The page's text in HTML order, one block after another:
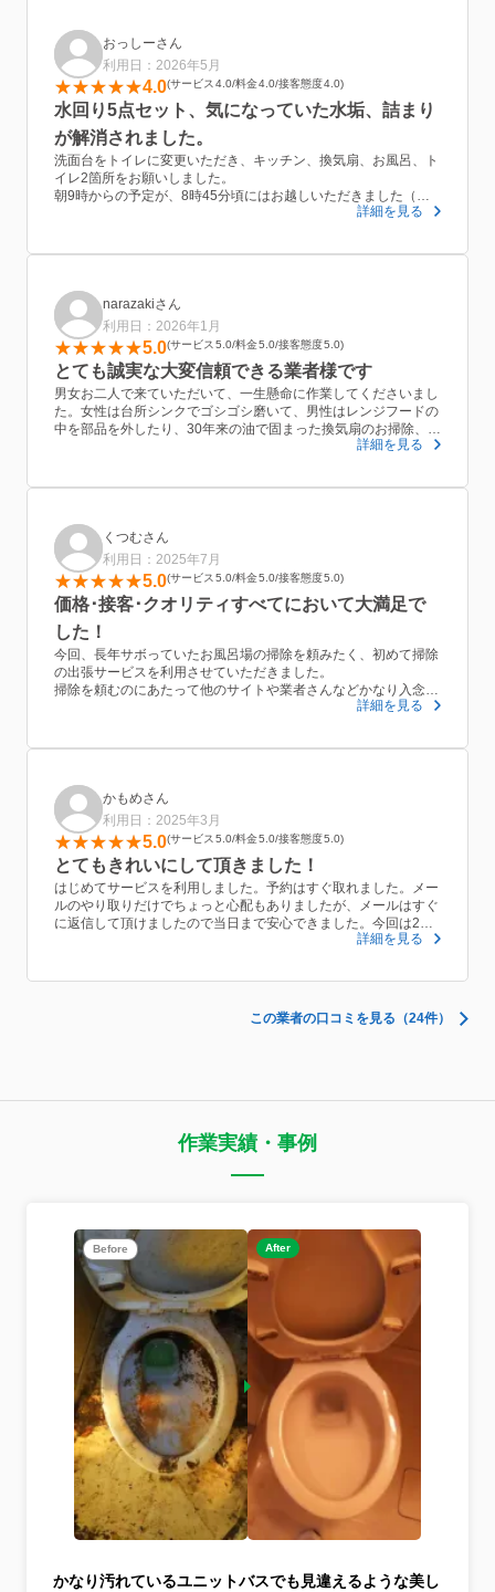
たようですが、実際にプロの方々に綺麗にしてもらった水回りを
見て本当に喜んでいました。
また依頼させてもらいたいです。
おっしーさん
利用日：2026年5月
4.0 サービス 4.0 料金4.0 接客態度4.0
水回り5点セット、気になっていた水垢、詰まり
が解消されました。
洗面台をトイレに変更いただき、キッチン、換気扇、お風呂、ト
イレ2箇所をお願いしました。
朝9時からの予定が、8時45分頃にはお越しいただきました（子
供の送迎で少しお待たせしてしまいました。申し訳ありませ
していただきました。
特にお風呂は椅子や洗面器等までピカピカになっていました。
男女お二人でお越しいただけだため、安心して作業をお願いする
ことができました。
ありがとうございました。
詳細を見る
narazakiさん
利用日：2026年1月
5.0 サービス 5.0 料金5.0 接客態度5.0
とても誠実な大変信頼できる業者様です
男女お二人で来ていただいて、一生懸命に作業してくださいまし
た。女性は台所シンクでゴシゴシ磨いて、男性はレンジフードの
中を部品を外したり、30年来の油で固まった換気扇のお掃除、大
変な作業でしたのに、しっかりキレイにしてくださいました。代
着時に、現場にいた者が別の日取りで来訪されると誤解してい
て、ご迷惑をおかけしました。にもかかわらず、終始、優しいご
対応をいただきました。またぜひお願い致します。
詳細を見る
くつむさん
利用日：2025年7月
5.0 サービス 5.0 料金5.0 接客態度5.0
価格･接客･クオリティすべてにおいて大満足で
した！
今回、長年サボっていたお風呂場の掃除を頼みたく、初めて掃除
の出張サービスを利用させていただきました。
掃除を頼むのにあたって他のサイトや業者さんなどかなり入念に
調べたのですが、どこも隅々まで掃除してもらうとなるとオプシ
詳細を見る
かもめさん
利用日：2025年3月
5.0 サービス 5.0 料金5.0 接客態度5.0
とてもきれいにして頂きました！
はじめてサービスを利用しました。予約はすぐ取れました。メー
ルのやり取りだけでちょっと心配もありましたが、メールはすぐ
に返信して頂けましたので当日まで安心できました。今回は2DK
の空き部屋、正直とても汚れていたと思います。こちらの追加の
とても丁寧なお仕事をされてます。お値段でした！
この様な機会があれば、またお願いしたいと思います。
詳細を見る
この業者の口コミを見る（24件）
作業実績・事例
Before After
かなり汚れているユニットバスでも見違えるような美し